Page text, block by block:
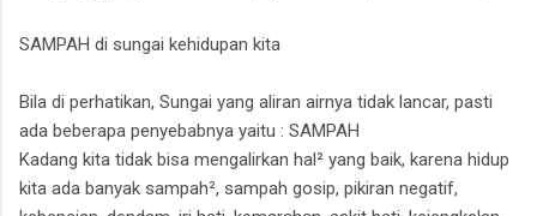
SAMPAH di sungai kehidupan kita
Bila di perhatikan, Sungai yang aliran airnya tidak lancar, pasti
ada beberapa penyebabnya yaitu : SAMPAH
Kadang kita tidak bisa mengalirkan hal² yang baik, karena hidup
kita ada banyak sampah², sampah gosip, pikiran negatif,